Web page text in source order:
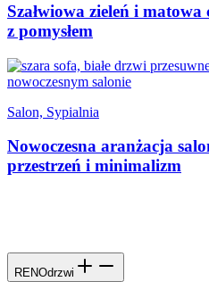
Szałwiowa zieleń i
z pomysłem
Salon, Sypialnia
Nowoczesna aranżacja
przestrzeń i minimalizm
RENOdrzwi